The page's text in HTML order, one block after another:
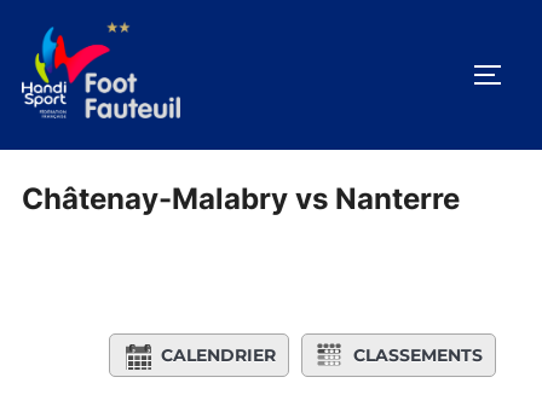
contenu
Châtenay-Malabry vs Nanterre
CALENDRIER CLASSEMENTS